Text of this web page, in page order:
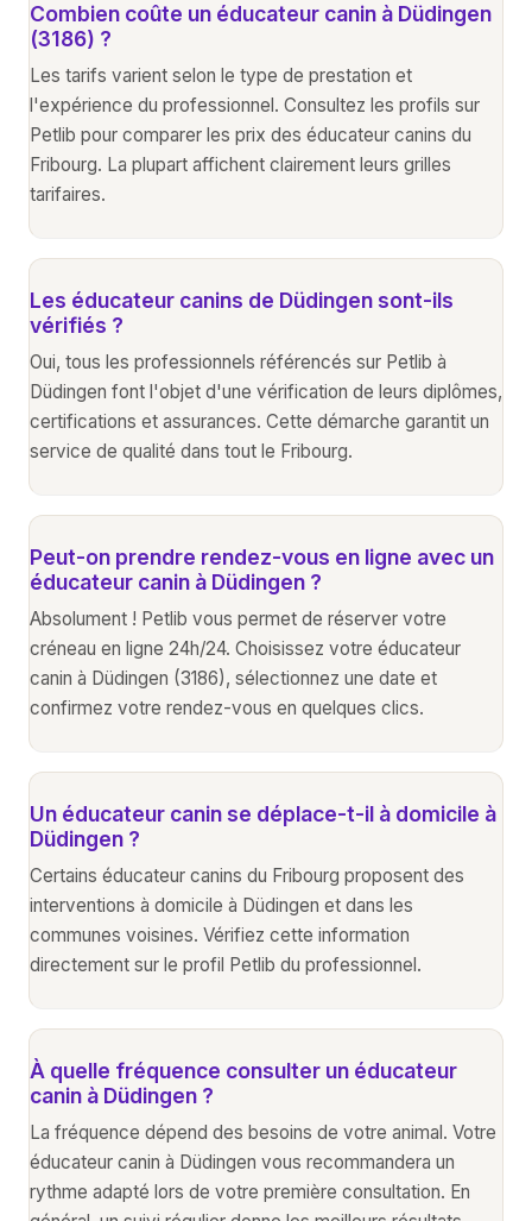
Combien coûte un éducateur canin à Düdingen
(3186) ?
Les tarifs varient selon le type de prestation et
l'expérience du professionnel. Consultez les profils sur
Petlib pour comparer les prix des éducateur canins du
Fribourg. La plupart affichent clairement leurs grilles
tarifaires.
Les éducateur canins de Düdingen sont-ils
vérifiés ?
Oui, tous les professionnels référencés sur Petlib à
Düdingen font l'objet d'une vérification de leurs diplômes,
certifications et assurances. Cette démarche garantit un
service de qualité dans tout le Fribourg.
Peut-on prendre rendez-vous en ligne avec un
éducateur canin à Düdingen ?
Absolument ! Petlib vous permet de réserver votre
créneau en ligne 24h/24. Choisissez votre éducateur
canin à Düdingen (3186), sélectionnez une date et
confirmez votre rendez-vous en quelques clics.
Un éducateur canin se déplace-t-il à domicile à
Düdingen ?
Certains éducateur canins du Fribourg proposent des
interventions à domicile à Düdingen et dans les
communes voisines. Vérifiez cette information
directement sur le profil Petlib du professionnel.
À quelle fréquence consulter un éducateur
canin à Düdingen ?
La fréquence dépend des besoins de votre animal. Votre
éducateur canin à Düdingen vous recommandera un
rythme adapté lors de votre première consultation. En